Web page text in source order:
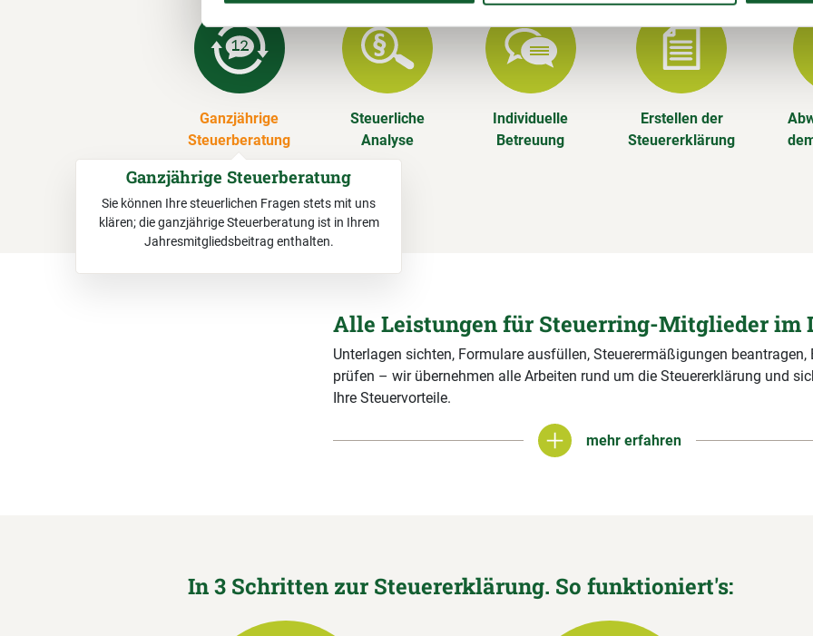
Ganzjährige
Steuerberatung
Steuerliche
Analyse
Individuelle
Betreuung
Erstellen der
Steuererklärung
Alle Leistungen für Steuerring-Mitglieder im
Unterlagen sichten, Formulare ausfüllen, Steuerermäßigungen beantragen,
prüfen – wir übernehmen alle Arbeiten rund um die Steuererklärung und
Ihre Steuervorteile.
mehr erfahren
mehr erfahren
In 3 Schritten zur Steuererklärung. So funktioniert's:
Ganzjährige Steuerberatung
Sie können Ihre steuerlichen Fragen stets mit uns
klären; die ganzjährige Steuerberatung ist in Ihrem
Jahresmitgliedsbeitrag enthalten.